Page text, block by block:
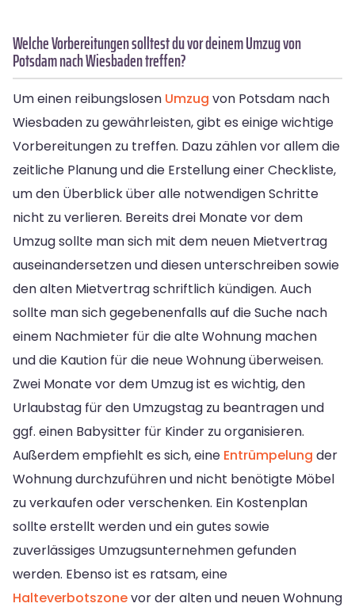
Welche Vorbereitungen solltest du vor deinem Umzug von
Potsdam nach Wiesbaden treffen?
Um einen reibungslosen Umzug von Potsdam nach
Wiesbaden zu gewährleisten, gibt es einige wichtige
Vorbereitungen zu treffen. Dazu zählen vor allem die
zeitliche Planung und die Erstellung einer Checkliste,
um den Überblick über alle notwendigen Schritte
nicht zu verlieren. Bereits drei Monate vor dem
Umzug sollte man sich mit dem neuen Mietvertrag
auseinandersetzen und diesen unterschreiben sowie
den alten Mietvertrag schriftlich kündigen. Auch
sollte man sich gegebenenfalls auf die Suche nach
einem Nachmieter für die alte Wohnung machen
und die Kaution für die neue Wohnung überweisen.
Zwei Monate vor dem Umzug ist es wichtig, den
Urlaubstag für den Umzugstag zu beantragen und
ggf. einen Babysitter für Kinder zu organisieren.
Außerdem empfiehlt es sich, eine Entrümpelung der
Wohnung durchzuführen und nicht benötigte Möbel
zu verkaufen oder verschenken. Ein Kostenplan
sollte erstellt werden und ein gutes sowie
zuverlässiges Umzugsunternehmen gefunden
werden. Ebenso ist es ratsam, eine
Halteverbotszonevor der alten und neuen Wohnung